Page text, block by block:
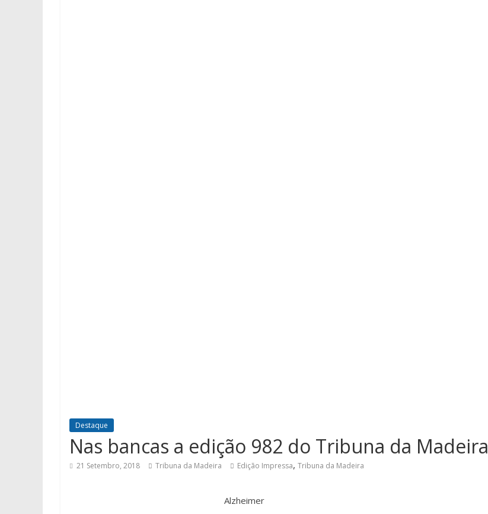
Destaque
Nas bancas a edição 982 do Tribuna da Madeira
21 Setembro, 2018 Tribuna da Madeira Edição Impressa, Tribuna da Madeira
Alzheimer